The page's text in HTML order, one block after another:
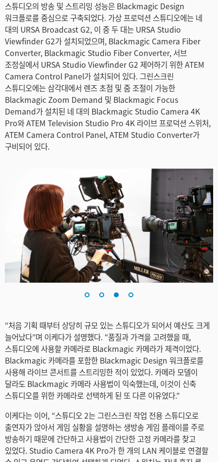
스튜디오의 방송 및 스트리밍 성능은 Blackmagic Design
워크플로를 중심으로 구축되었다. 가상 프로덕션 스튜디오에는 네
대의 URSA Broadcast G2, 이 중 두 대는 URSA Studio
Viewfinder G2가 설치되었으며, Blackmagic Camera Fiber
Converter, Blackmagic Studio Fiber Converter, 서브
조정실에서 URSA Studio Viewfinder G2 제어하기 위한 ATEM
Camera Control Panel가 설치되어 있다. 그린스크린
스튜디오에는 삼각대에서 렌즈 초점 및 줌 조절이 가능한
Blackmagic Zoom Demand 및 Blackmagic Focus
Demand가 설치된 네 대의 Blackmagic Studio Camera 4K
Pro와 ATEM Television Studio Pro 4K 라이브 프로덕션 스위처,
ATEM Camera Control Panel, ATEM Studio Converter가
구비되어 있다.
“처음 기획 때부터 상당히 규모 있는 스튜디오가 되어서 예산도 크게
늘어났다”며 이케다가 설명했다. “품질과 가격을 고려했을 때,
스튜디오에 사용할 카메라로 Blackmagic 카메라가 제격이었다.
Blackmagic 카메라를 포함한 Blackmagic Design 워크플로를
사용해 라이브 콘서트를 스트리밍한 적이 있었다. 카메라 모델이
달라도 Blackmagic 카메라 사용법이 익숙했는데, 이것이 신축
스튜디오를 위한 카메라로 선택하게 된 또 다른 이유였다.”
이케다는 이어, “스튜디오 2는 그린스크린 작업 전용 스튜디오로
출연자가 앉아서 게임 실황을 설명하는 생방송 게임 플레이를 주로
방송하기 때문에 간단하고 사용법이 간단한 고정 카메라를 찾고
있었다. Studio Camera 4K Pro가 한 개의 LAN 케이블로 연결할